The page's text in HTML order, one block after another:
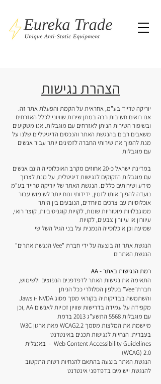
הצהרת נגישות
יוריקה טרייד בע"מ, אחראית על הקמת והפעלת אתר זה.
אנו רואים חשיבות רבה במתן שירות שוויוני לכלל האזרחים
ובשיפור השירות הניתן לאזרחים עם מוגבלות. אנו משקיעים
משאבים רבים בהנגשת האתר והנכסים הדיגיטליים שלנו על
מנת להפוך אתשירותי החברה לזמינים יותר עבור אנשים
עם מוגבלות
במדינת ישראל כ-20 אחוזים מקרב האוכלוסייה הינם אנשים
עם מוגבלות הזקוקים לנגישות דיגיטלית, על מנת לצרוך
מידע ושירותים כללים. הנגשת האתר של יוריקה טרייד בע"מ
נועדה להפוך אותו לזמין, ידידותי ונוח יותר לשימוש עבור
אוכלוסיות עם צרכים מיוחדים, הנובעים בין היתר
ממוגבלויות מוטוריות שונות, לקויות קוגניטיביות, קוצר רואי,
עיוורון או עיוורון צבעים, לקויות
שמיעה וכן אוכלוסייה הנמנית על בני הגיל השלישי
"הנגשת אתרים Vee" הנגשת אתר זה בוצעה על ידי חברת
הנגשת האתרים
AA - רמת הנגישות באתר
,התאימה את נגישות האתר לדפדפנים הנפוצים ולשימוש
בטלפון הסלולרי ככל הניתן "Vee"חברת
Jaws ו- NVDA והשתמשה בבדיקותיה בקוראי מסך מסוג
עם מוגבלות 5568 התשע"ג 2013 ברמת
W3C מאת ארגון WCAG2.2 מיישמת את המלצות מסמך
בעברית: הנחיות לנגישות תכנים באינטרנט
באנגלית - Web Content Accessibility Guidelines
(WCAG) 2.0
הנגשת האתר בוצעה בהתאם להנחיות רשות התקשוב
להנגשת יישומים בדפדפני אינטרנט